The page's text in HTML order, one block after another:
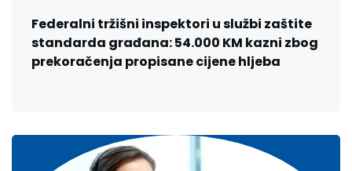
Federalni tržišni inspektori u službi zaštite
standarda građana: 54.000 KM kazni zbog
prekoračenja propisane cijene hljeba